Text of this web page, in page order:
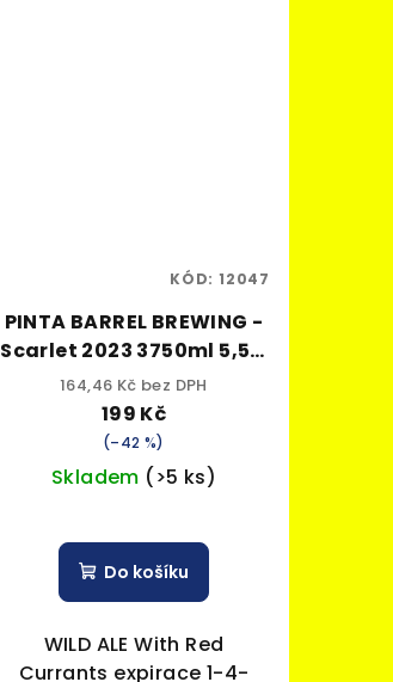
PINTA BARREL BREWING -
Scarlet 2023 3750ml 5,5%
alc.
164,46 Kč bez DPH
199 Kč
(–42 %)
Skladem (>5 ks)
Do košíku
WILD ALE With Red
Currants expirace 1-4-
KÓD: 12047